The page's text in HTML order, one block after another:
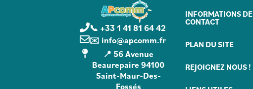
📞 +33 1 41 81 64 42
✉️ info@apcomm.fr
📍 56 Avenue
Beaurepaire 94100
Saint-Maur-Des-
Fossés
INFORMATIONS DE
CONTACT
PLAN DU SITE
REJOIGNEZ NOUS !